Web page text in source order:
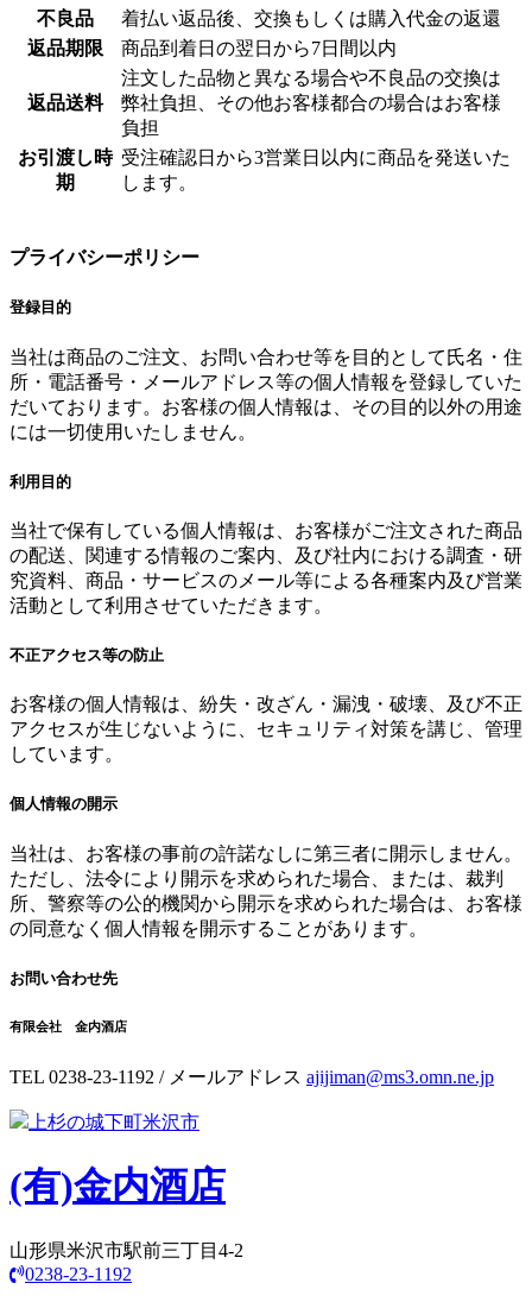
不良品
着払い返品後、交換もしくは購入代金の返還
返品期限
商品到着日の翌日から7日間以内
返品送料
注文した品物と異なる場合や不良品の交換は
弊社負担、その他お客様都合の場合はお客様
負担
お引渡し時
期
受注確認日から3営業日以内に商品を発送いた
します。
プライバシーポリシー
登録目的
当社は商品のご注文、お問い合わせ等を目的として氏名・住
所・電話番号・メールアドレス等の個人情報を登録していた
だいております。お客様の個人情報は、その目的以外の用途
には一切使用いたしません。
利用目的
当社で保有している個人情報は、お客様がご注文された商品
の配送、関連する情報のご案内、及び社内における調査・研
究資料、商品・サービスのメール等による各種案内及び営業
活動として利用させていただきます。
不正アクセス等の防止
お客様の個人情報は、紛失・改ざん・漏洩・破壊、及び不正
アクセスが生じないように、セキュリティ対策を講じ、管理
しています。
個人情報の開示
当社は、お客様の事前の許諾なしに第三者に開示しません。
ただし、法令により開示を求められた場合、または、裁判
所、警察等の公的機関から開示を求められた場合は、お客様
の同意なく個人情報を開示することがあります。
お問い合わせ先
有限会社 金内酒店
TEL 0238-23-1192 / メールアドレス ajijiman@ms3.omn.ne.jp
上杉の城下町米沢市
(有)金内酒店
山形県米沢市駅前三丁目4-2
0238-23-1192